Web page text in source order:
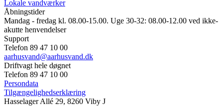
Lokale vandværker
Åbningstider
Mandag - fredag kl. 08.00-15.00. Uge 30-32: 08.00-12.00 ved ikke-
akutte henvendelser
Support
Telefon 89 47 10 00
aarhusvand@aarhusvand.dk
Driftvagt hele døgnet
Telefon 89 47 10 00
Persondata
Tilgængelighedserklæring
Hasselager Allé 29, 8260 Viby J